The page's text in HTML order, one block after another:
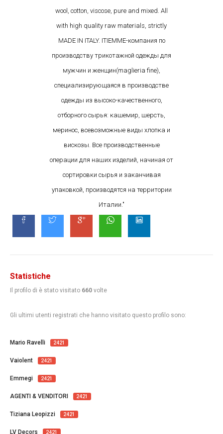
wool, cotton, viscose, pure and mixed. All
with high quality raw materials, strictly
MADE IN ITALY. ITIEMME-компания по
производству трикотажной одежды для
мужчин и женщин(maglieria fine),
специализирующаяся в производстве
одежды из высоко-качественного,
отборного сырья: кашемир, шерсть,
меринос, всевозможные виды хлопка и
вискозы. Все производственные
операции для наших изделий, начиная от
сортировки сырья и заканчивая
упаковкой, производятся на территории
Италии."
Statistiche
Il profilo di è stato visitato 660 volte
Gli ultimi utenti registrati che hanno visitato questo profilo sono:
Mario Ravelli 2421
Vaiolent 2421
Emmegi 2421
AGENTI & VENDITORI 2421
Tiziana Leopizzi 2421
LV Decors 2421